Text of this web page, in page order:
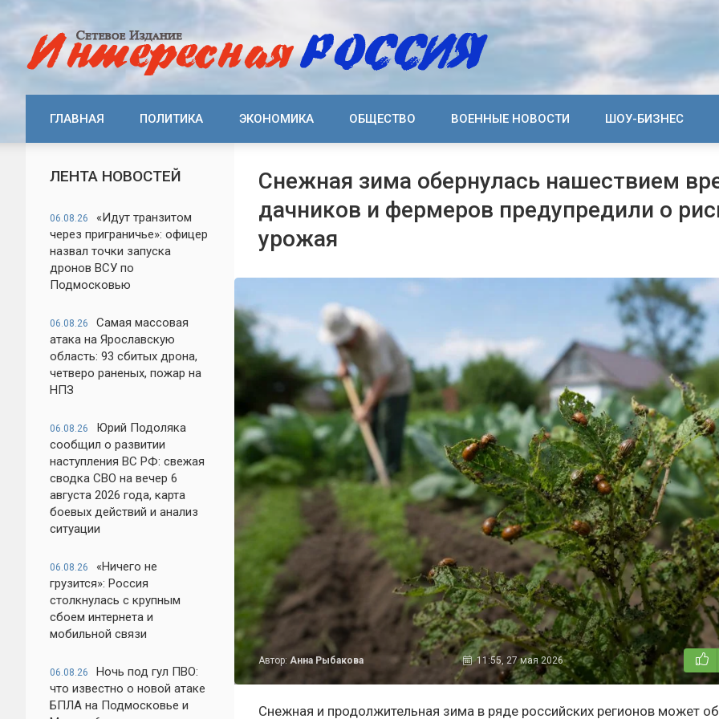
ГЛАВНАЯ ПОЛИТИКА ЭКОНОМИКА ОБЩЕСТВО ВОЕННЫЕ НОВОСТИ ШОУ-БИЗНЕС
ЛЕНТА НОВОСТЕЙ
06.08.26
«Идут транзитом
через приграничье»: офицер
назвал точки запуска
дронов ВСУ по
Подмосковью
06.08.26
Самая массовая
атака на Ярославскую
область: 93 сбитых дрона,
четверо раненых, пожар на
НПЗ
06.08.26
Юрий Подоляка
сообщил о развитии
наступления ВС РФ: свежая
сводка СВО на вечер 6
августа 2026 года, карта
боевых действий и анализ
ситуации
06.08.26
«Ничего не
грузится»: Россия
столкнулась с крупным
сбоем интернета и
мобильной связи
06.08.26
Ночь под гул ПВО:
что известно о новой атаке
БПЛА на Подмосковье и
Снежная зима обернулась нашествием
дачников и фермеров предупредили о
урожая
Автор: Анна Рыбакова 11:55, 27 мая 2026
Снежная и продолжительная зима в ряде российских регионов может